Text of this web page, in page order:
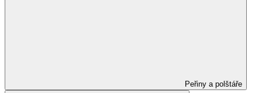
Peřiny a polštáře